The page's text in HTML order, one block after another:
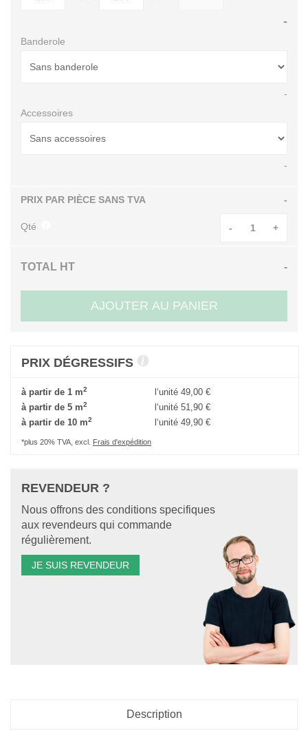
-
Banderole
-
Accessoires
-
PRIX PAR PIÈCE SANS TVA -
Qté - +
TOTAL HT -
AJOUTER AU PANIER
PRIX DÉGRESSIFS
à partir de 1 m2 l‘unité49,00 €
à partir de 5 m2 l‘unité51,90 €
à partir de 10 m2 l‘unité49,90 €
*plus 20% TVA, excl. Frais d'expédition
REVENDEUR ?
Nous offrons des conditions specifiques
aux revendeurs qui commande
régulièrement.
JE SUIS REVENDEUR
Description